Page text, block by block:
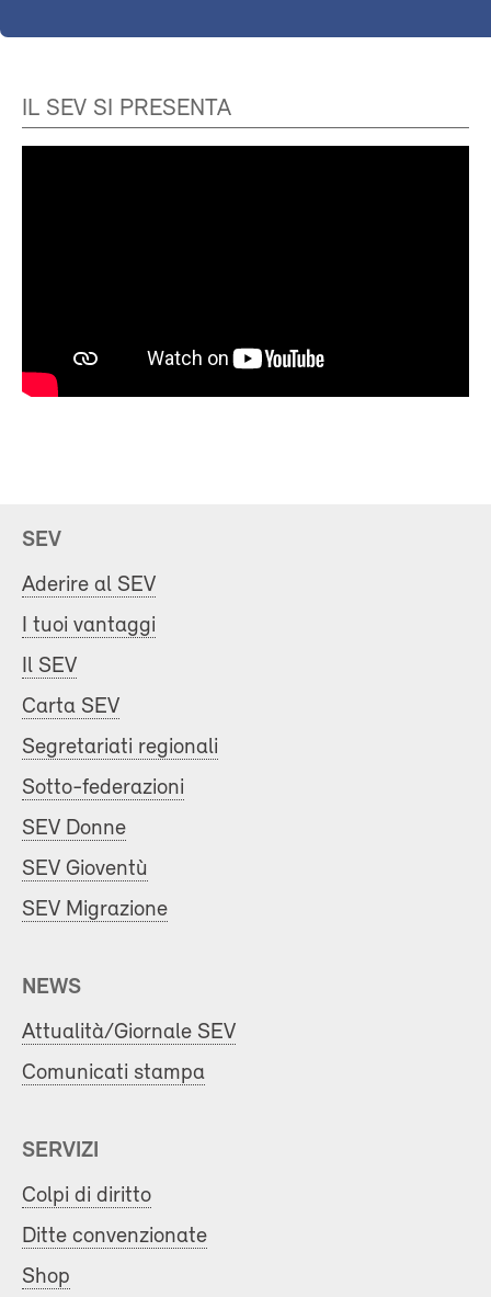
IL SEV SI PRESENTA
SEV
Aderire al SEV
I tuoi vantaggi
Il SEV
Carta SEV
Segretariati regionali
Sotto-federazioni
SEV Donne
SEV Gioventù
SEV Migrazione
NEWS
Attualità/Giornale SEV
Comunicati stampa
SERVIZI
Colpi di diritto
Ditte convenzionate
Shop